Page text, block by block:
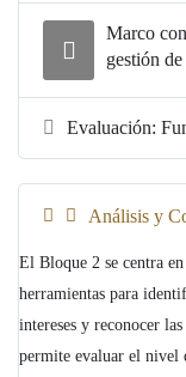
Marco
gestión
Evaluación:
Análisis y
El Bloque 2 se centra
herramientas para
intereses y reconocer
permite evaluar el nivel